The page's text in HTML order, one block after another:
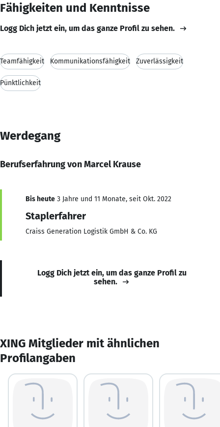
Fähigkeiten und Kenntnisse
Logg Dich jetzt ein, um das ganze Profil zu sehen.
Teamfähigkeit Kommunikationsfähigkeit Zuverlässigkeit
Pünktlichkeit
Werdegang
Berufserfahrung von Marcel Krause
Bis heute 3 Jahre und 11 Monate, seit Okt. 2022
Staplerfahrer
Craiss Generation Logistik GmbH & Co. KG
Logg Dich jetzt ein, um das ganze Profil zu
sehen.
XING Mitglieder mit ähnlichen
Profilangaben